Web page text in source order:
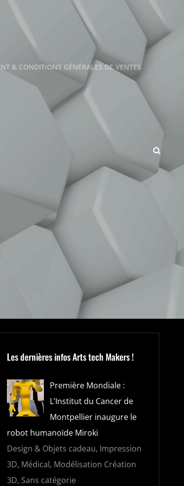
& CONDITIONS GÉNÉRALES DE VENTES
Les dernières infos Arts tech Makers !
Première Mondiale :
L’Institut du Cancer de
Montpellier inaugure le
robot humanoïde Miroki
Design & Objets cadeau, Impression
3D, Médical, Modélisation Création
3D, Sans catégorie